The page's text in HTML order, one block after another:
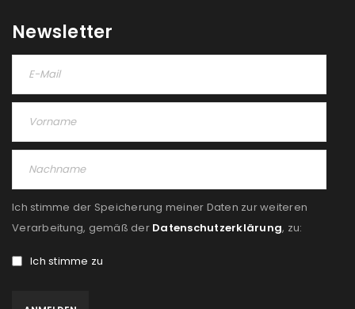
Newsletter
Ich stimme der Speicherung meiner Daten zur weiteren
Verarbeitung, gemäß der Datenschutzerklärung, zu:
Ich stimme zu